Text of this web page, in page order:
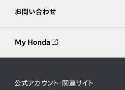
お問い合わせ
My Honda
公式アカウント・関連サイト